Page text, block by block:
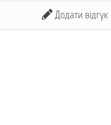
Додати відгук